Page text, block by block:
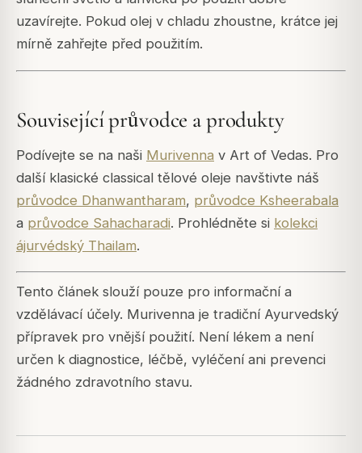
uzavírejte. Pokud olej v chladu zhoustne, krátce jej
mírně zahřejte před použitím.
Související průvodce a produkty
Podívejte se na naši Murivenna v Art of Vedas. Pro
další klasické classical tělové oleje navštivte náš
průvodce Dhanwantharam, průvodce Ksheerabala
a průvodce Sahacharadi. Prohlédněte si kolekci
ájurvédský Thailam.
Tento článek slouží pouze pro informační a
vzdělávací účely. Murivenna je tradiční Ayurvedský
přípravek pro vnější použití. Není lékem a není
určen k diagnostice, léčbě, vyléčení ani prevenci
žádného zdravotního stavu.